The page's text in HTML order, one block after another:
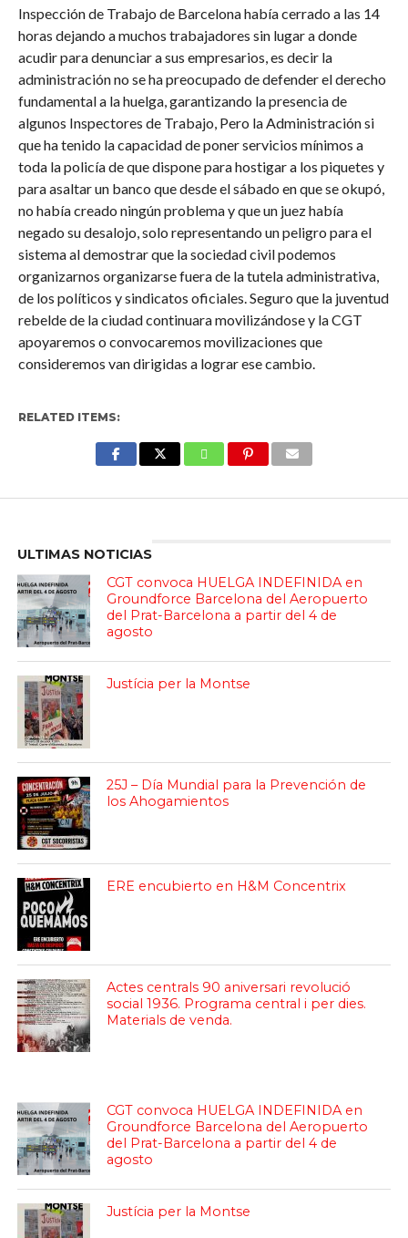
Inspección de Trabajo de Barcelona había cerrado a las 14
horas dejando a muchos trabajadores sin lugar a donde
acudir para denunciar a sus empresarios, es decir la
administración no se ha preocupado de defender el derecho
fundamental a la huelga, garantizando la presencia de
algunos Inspectores de Trabajo, Pero la Administración si
que ha tenido la capacidad de poner servicios mínimos a
toda la policía de que dispone para hostigar a los piquetes y
para asaltar un banco que desde el sábado en que se okupó,
no había creado ningún problema y que un juez había
negado su desalojo, solo representando un peligro para el
sistema al demostrar que la sociedad civil podemos
organizarnos organizarse fuera de la tutela administrativa,
de los políticos y sindicatos oficiales. Seguro que la juventud
rebelde de la ciudad continuara movilizándose y la CGT
apoyaremos o convocaremos movilizaciones que
consideremos van dirigidas a lograr ese cambio.
RELATED ITEMS:
ULTIMAS NOTICIAS
CGT convoca HUELGA INDEFINIDA en
Groundforce Barcelona del Aeropuerto
del Prat-Barcelona a partir del 4 de
agosto
Justícia per la Montse
25J – Día Mundial para la Prevención de
los Ahogamientos
ERE encubierto en H&M Concentrix
Actes centrals 90 aniversari revolució
social 1936. Programa central i per dies.
Materials de venda.
CGT convoca HUELGA INDEFINIDA en
Groundforce Barcelona del Aeropuerto
del Prat-Barcelona a partir del 4 de
agosto
Justícia per la Montse